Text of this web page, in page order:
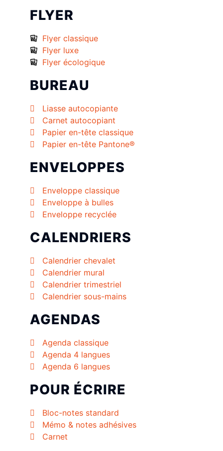
FLYER
Flyer classique
Flyer luxe
Flyer écologique
BUREAU
Liasse autocopiante
Carnet autocopiant
Papier en-tête classique
Papier en-tête Pantone®
ENVELOPPES
Enveloppe classique
Enveloppe à bulles
Enveloppe recyclée
CALENDRIERS
Calendrier chevalet
Calendrier mural
Calendrier trimestriel
Calendrier sous-mains
AGENDAS
Agenda classique
Agenda 4 langues
Agenda 6 langues
POUR ÉCRIRE
Bloc-notes standard
Mémo & notes adhésives
Carnet